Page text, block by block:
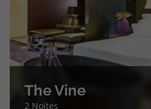
The Vine
2 Noites